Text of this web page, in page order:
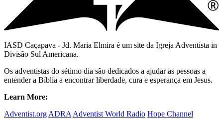
IASD Caçapava - Jd. Maria Elmira é um site da Igreja Adventista in
Divisão Sul Americana.
Os adventistas do sétimo dia são dedicados a ajudar as pessoas a
entender a Bíblia a encontrar liberdade, cura e esperança em Jesus.
Learn More:
Adventist.org ADRA Adventist World Radio Hope Channel